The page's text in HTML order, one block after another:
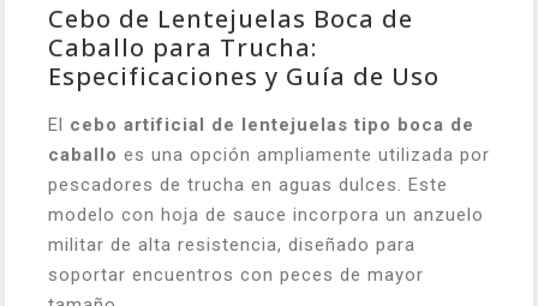
Cebo de Lentejuelas Boca de
Caballo para Trucha:
Especificaciones y Guía de Uso
El cebo artificial de lentejuelas tipo boca de
caballo es una opción ampliamente utilizada por
pescadores de trucha en aguas dulces. Este
modelo con hoja de sauce incorpora un anzuelo
militar de alta resistencia, diseñado para
soportar encuentros con peces de mayor